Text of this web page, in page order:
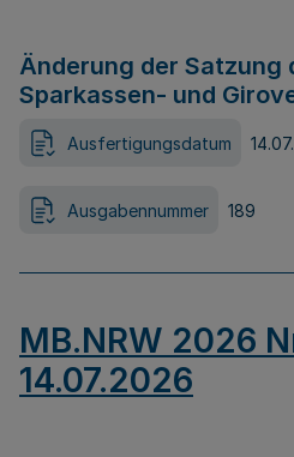
Änderung der Satzung
Sparkassen- und
Ausfertigungsdatum
Ausgabennummer 189
MB.NRW 2026
14.07.2026